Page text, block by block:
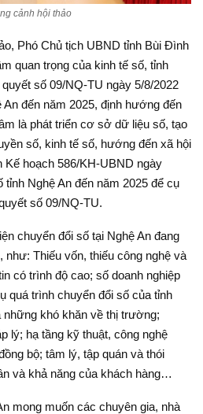
cảnh hội thảo
Phó Chủ tịch UBND tỉnh Bùi Đình
quan trọng của kinh tế số, tỉnh
số 09/NQ-TU ngày 5/8/2022
đến năm 2025, định hướng đến
là phát triển cơ sở dữ liệu số, tạo
số, kinh tế số, hướng đến xã hội
Kế hoạch 586/KH-UBND ngày
tỉnh Nghệ An đến năm 2025 để cụ
số 09/NQ-TU.
chuyển đổi số tại Nghệ An đang
như: Thiếu vốn, thiếu công nghệ và
có trình độ cao; số doanh nghiệp
quá trình chuyển đổi số của tỉnh
khó khăn về thị trường;
lý; hạ tầng kỹ thuật, công nghệ
bộ; tâm lý, tập quán và thói
và khả năng của khách hàng…
mong muốn các chuyên gia, nhà